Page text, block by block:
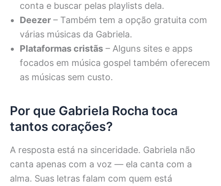
conta e buscar pelas playlists dela.
Deezer – Também tem a opção gratuita com
várias músicas da Gabriela.
Plataformas cristãs – Alguns sites e apps
focados em música gospel também oferecem
as músicas sem custo.
Por que Gabriela Rocha toca
tantos corações?
A resposta está na sinceridade. Gabriela não
canta apenas com a voz — ela canta com a
alma. Suas letras falam com quem está